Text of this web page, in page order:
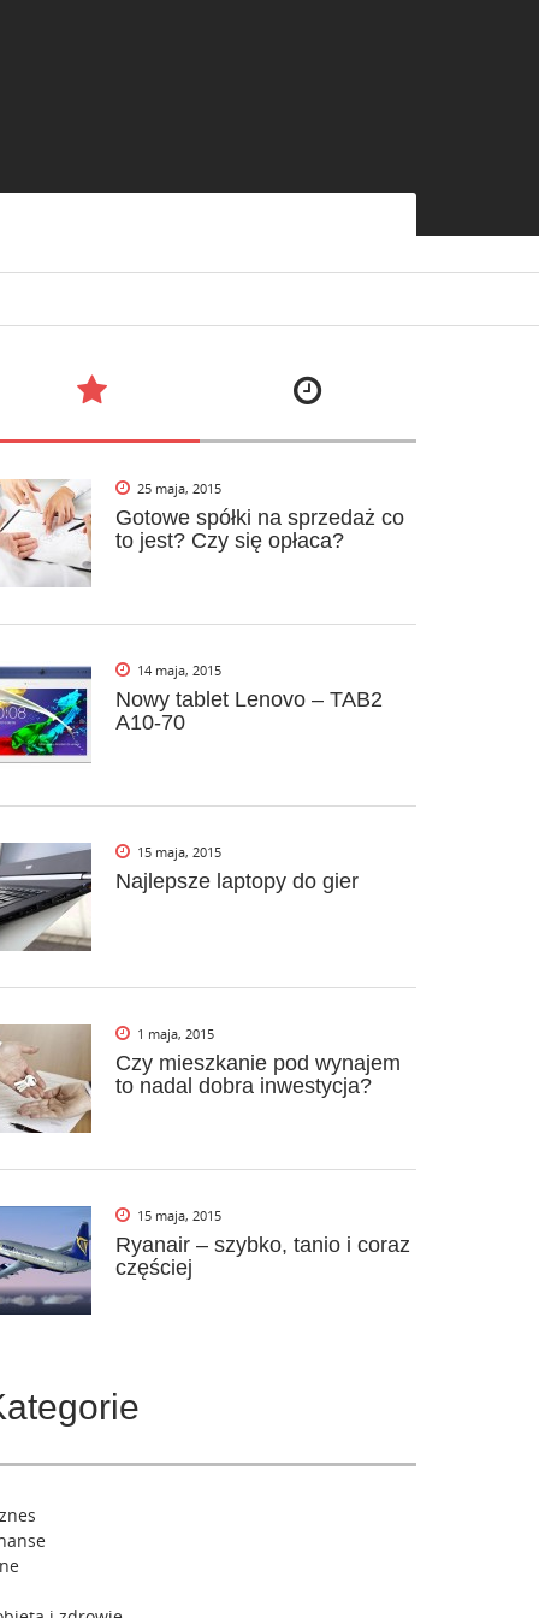
25 maja, 2015
Gotowe spółki na sprzedaż co
to jest? Czy się opłaca?
14 maja, 2015
Nowy tablet Lenovo – TAB2
A10-70
15 maja, 2015
Najlepsze laptopy do gier
1 maja, 2015
Czy mieszkanie pod wynajem
to nadal dobra inwestycja?
15 maja, 2015
Ryanair – szybko, tanio i coraz
częściej